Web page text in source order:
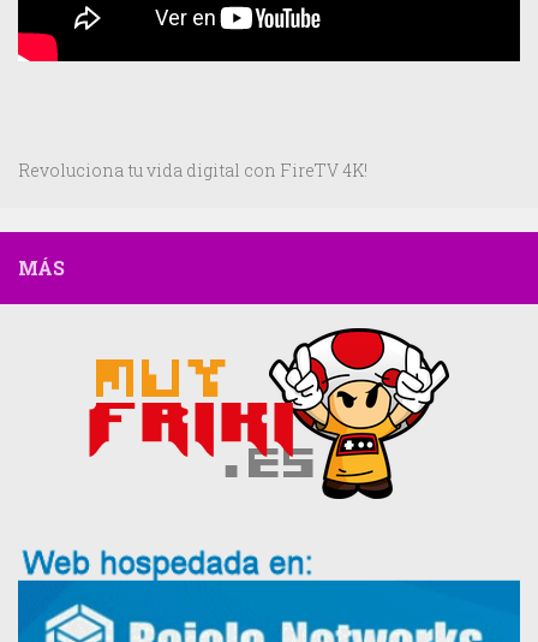
Revoluciona tu vida digital con FireTV 4K!
MÁS